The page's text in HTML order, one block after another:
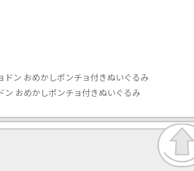
ドン おめかしポンチョ付きぬいぐるみ
ン おめかしポンチョ付きぬいぐるみ